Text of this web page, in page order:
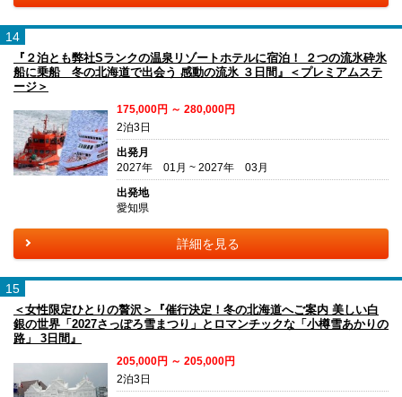
14
『２泊とも弊社Sランクの温泉リゾートホテルに宿泊！ ２つの流氷砕氷
船に乗船 冬の北海道で出会う 感動の流氷 ３日間』＜プレミアムステ
ージ＞
175,000円 ～ 280,000円
2泊3日
出発月
2027年 01月 ~ 2027年 03月
出発地
愛知県
詳細を見る
15
＜女性限定ひとりの贅沢＞『催行決定！冬の北海道へご案内 美しい白
銀の世界「2027さっぽろ雪まつり」とロマンチックな「小樽雪あかりの
路」 3日間』
205,000円 ～ 205,000円
2泊3日